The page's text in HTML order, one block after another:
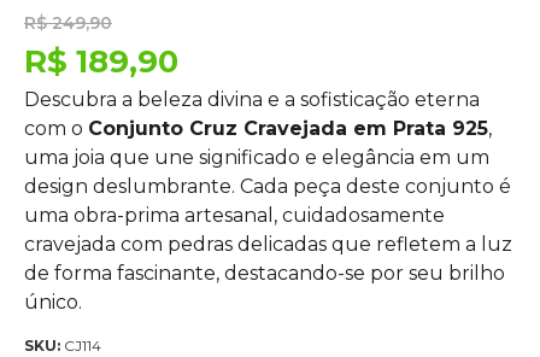
R$249,90
R$ 189,90
Descubra a beleza divina e a sofisticação eterna
com o Conjunto Cruz Cravejada em Prata 925,
uma joia que une significado e elegância em um
design deslumbrante. Cada peça deste conjunto é
uma obra-prima artesanal, cuidadosamente
cravejada com pedras delicadas que refletem a luz
de forma fascinante, destacando-se por seu brilho
único.
SKU: CJ114